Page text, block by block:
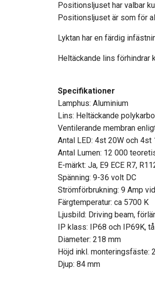
Positionsljuset har valbar
Positionsljuset är som för
Lyktan har en färdig
Heltäckande lins förhindrar
Specifikationer
Lamphus: Aluminium
Lins: Heltäckande
Ventilerande membran
Antal LED: 4st 20W och 4st
Antal Lumen: 12 000
E-märkt: Ja, E9 ECE R7,
Spänning: 9-36 volt DC
Strömförbrukning: 9 Amp
Färgtemperatur: ca 5700 K
Ljusbild: Driving beam,
IP klass: IP68 och IP69K,
Diameter: 218 mm
Höjd inkl. monteringsfäste:
Djup: 84 mm